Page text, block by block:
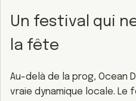
Un festival qui
la fête
Au-delà de la prog, Ocean
vraie dynamique locale. Le